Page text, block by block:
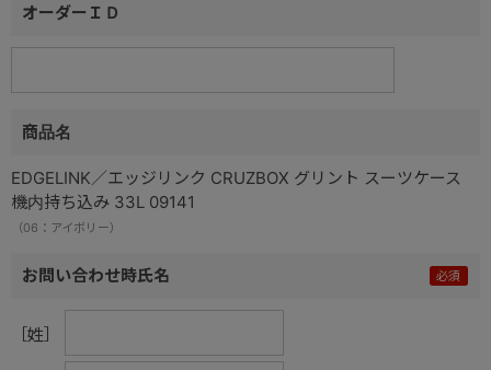
オーダーＩＤ
商品名
EDGELINK／エッジリンク CRUZBOX グリント スーツケース
機内持ち込み 33L 09141
（06：アイボリー）
お問い合わせ時氏名
［姓］